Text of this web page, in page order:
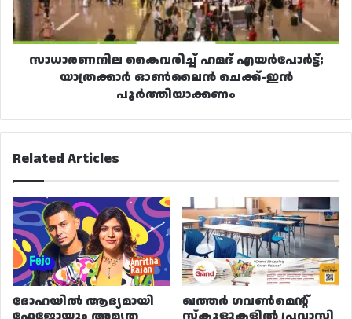
ചെക്ക്-
ഇൻ
പൂർത്തിയാക്കണം
സാധാരണനില കൈവരിച്ച് ഹമദ് എയർപോർട്ട്;
യാത്രക്കാർ ഓൺലൈൻ ചെക്ക്-ഇൻ
പൂർത്തിയാക്കണം
Related Articles
ദോഹയിൽ ആദ്യമായി
ഖത്തർ ഗവൺമെന്റ്